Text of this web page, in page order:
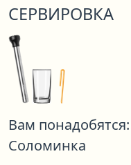
СЕРВИРОВКА
Вам понадобятся:
Соломинка